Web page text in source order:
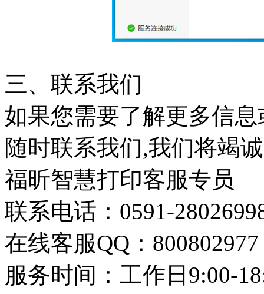
三、联系我们
如果您需要了解更多信
随时联系我们,我们将竭
福昕智慧打印客服专员
联系电话：0591-
在线客服QQ：800802977
服务时间：工作日9:00-